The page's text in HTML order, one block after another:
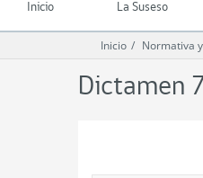
Chile
Inicio La Suseso
Inicio Normativa
Dictamen